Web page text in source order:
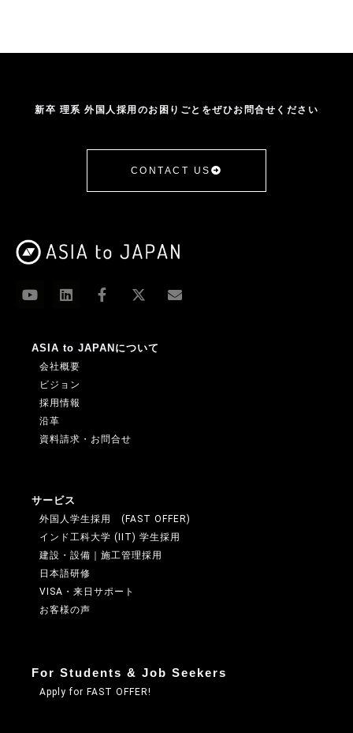
新卒 理系 外国人採用のお困りごとをぜひお問合せください
CONTACT US
ASIA to JAPANについて
会社概要
ビジョン
採用情報
沿革
資料請求・お問合せ
サービス
外国人学生採用 (FAST OFFER)
インド工科大学 (IIT) 学生採用
建設・設備｜施工管理採用
日本語研修
VISA・来日サポート
お客様の声
For Students & Job Seekers
Apply for FAST OFFER!